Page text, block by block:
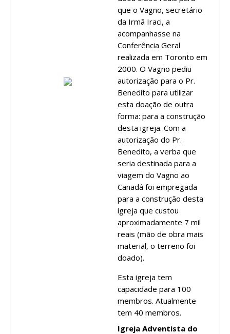
que o Vagno, secretário
da Irmã Iraci, a
acompanhasse na
Conferência Geral
realizada em Toronto em
2000. O Vagno pediu
autorização para o Pr.
Benedito para utilizar
esta doação de outra
forma: para a construção
desta igreja. Com a
autorização do Pr.
Benedito, a verba que
seria destinada para a
viagem do Vagno ao
Canadá foi empregada
para a construção desta
igreja que custou
aproximadamente 7 mil
reais (mão de obra mais
material, o terreno foi
doado).
Esta igreja tem
capacidade para 100
membros. Atualmente
tem 40 membros.
Igreja Adventista do